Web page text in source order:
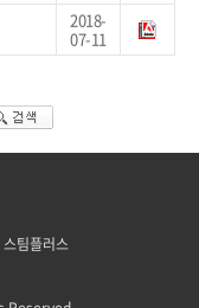
2018-
07-11
팀플러스